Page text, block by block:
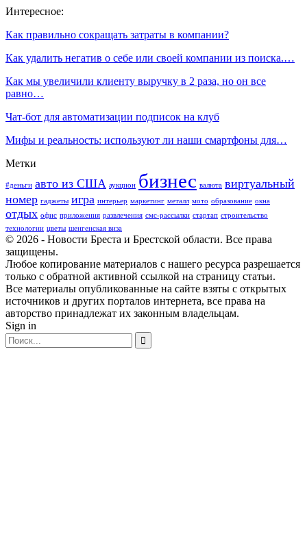
Интересное:
Как правильно сокращать затраты в компании?
Как удалить негатив о себе или своей компании из поиска.…
Как мы увеличили клиенту выручку в 2 раза, но он все
равно…
Чат-бот для автоматизации подписок на клуб
Мифы и реальность: используют ли наши смартфоны для…
Метки
#деньги авто из США аукцион бизнес валюта виртуальный
номер гаджеты игра интерьер маркетинг металл мото образование окна
отдых офис приложения развлечения смс-рассылки стартап строительство
технологии цветы шенгенская виза
© 2026 - Новости Бреста и Брестской области. Все права
защищены.
Любое копирование материалов с нашего ресурса разрешается
только с обратной активной ссылкой на страницу статьи.
Все материалы опубликованные на сайте взяты с открытых
источников и других порталов интернета, все права на
авторство принадлежат их законным владельцам.
Sign in